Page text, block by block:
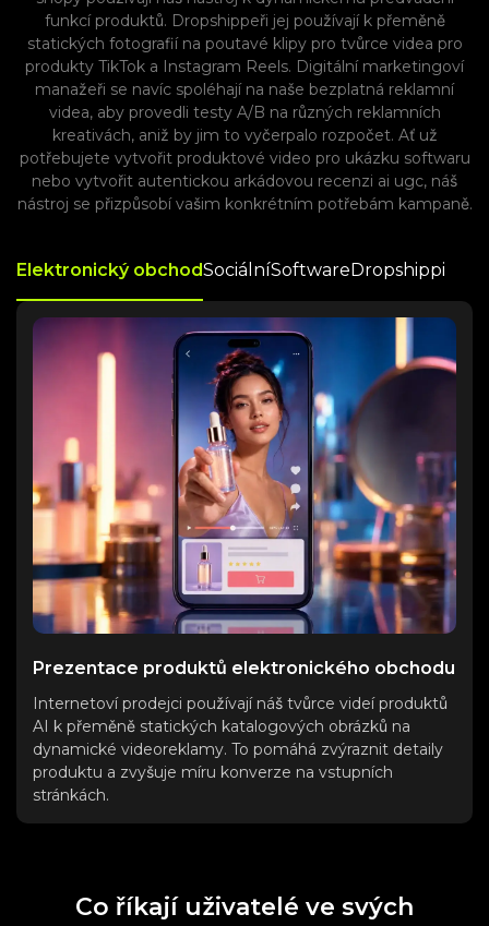
funkcí produktů. Dropshippeři jej používají k přeměně
statických fotografií na poutavé klipy pro tvůrce videa pro
produkty TikTok a Instagram Reels. Digitální marketingoví
manažeři se navíc spoléhají na naše bezplatná reklamní
videa, aby provedli testy A/B na různých reklamních
kreativách, aniž by jim to vyčerpalo rozpočet. Ať už
potřebujete vytvořit produktové video pro ukázku softwaru
nebo vytvořit autentickou arkádovou recenzi ai ugc, náš
nástroj se přizpůsobí vašim konkrétním potřebám kampaně.
Elektronický obchodSociálníSoftware Dropshippi
Prezentace produktů elektronického obchodu
Internetoví prodejci používají náš tvůrce videí produktů
AI k přeměně statických katalogových obrázků na
dynamické videoreklamy. To pomáhá zvýraznit detaily
produktu a zvyšuje míru konverze na vstupních
stránkách.
Co říkají uživatelé ve svých